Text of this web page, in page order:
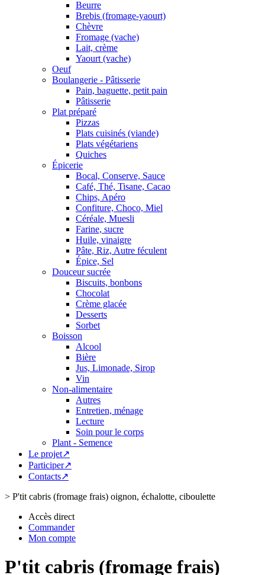
Beurre
Brebis (fromage-yaourt)
Chèvre
Fromage (vache)
Lait, crème
Yaourt (vache)
Oeuf
Boulangerie - Pâtisserie
Pain, baguette, petit pain
Pâtisserie
Plat préparé
Pizzas
Plats cuisinés (viande)
Plats végétariens
Quiches
Épicerie
Bocal, Conserve, Sauce
Café, Thé, Tisane, Cacao
Chips, Apéro
Confiture, Choco, Miel
Céréale, Muesli
Farine, sucre
Huile, vinaigre
Pâte, Riz, Autre féculent
Épice, Sel
Douceur sucrée
Biscuits, bonbons
Chocolat
Crème glacée
Desserts
Sorbet
Boisson
Alcool
Bière
Jus, Limonade, Sirop
Vin
Non-alimentaire
Autres
Entretien, ménage
Lecture
Soin pour le corps
Plant - Semence
Le projet↗
Participer↗
Contacts↗
> P'tit cabris (fromage frais) oignon, échalotte, ciboulette
Accès direct
Commander
Mon compte
P'tit cabris (fromage frais)